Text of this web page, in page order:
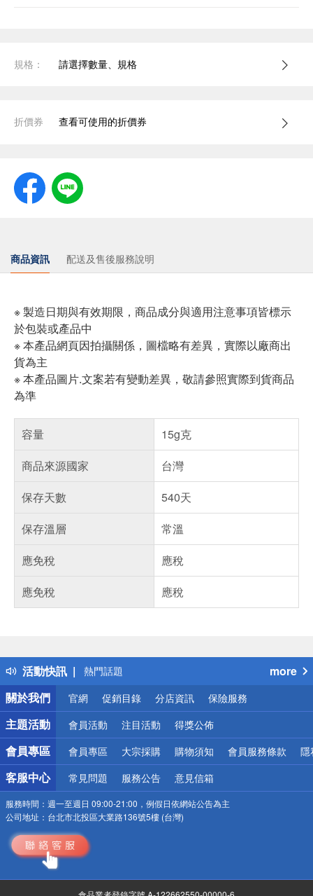
規格： 請選擇數量、規格
折價券 查看可使用的折價券
商品資訊 配送及售後服務說明
※ 製造日期與有效期限，商品成分與適用注意事項皆標示
於包裝或產品中
※ 本產品網頁因拍攝關係，圖檔略有差異，實際以廠商出
貨為主
※ 本產品圖片.文案若有變動差異，敬請參照實際到貨商品
為準
容量
15g克
商品來源國家
台灣
保存天數
540天
保存溫層
常溫
應免稅
應稅
應免稅
應稅
活動快訊
得獎公告
熱門話題
銀行優惠
偏遠地區配送
詐騙網頁！請小心！
more
關於我們
官網 促銷目錄 分店資訊 保險服務
主題活動 會員活動 注目活動 得獎公佈
會員專區 會員專區 大宗採購 購物須知 會員服務條款 隱
客服中心 常見問題 服務公告 意見信箱
服務時間： 週一至週日 09:00-21:00，例假日依網站公告為主
公司地址： 台北市北投區大業路136號5樓 (台灣)